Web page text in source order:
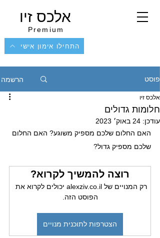
אלכס זיו
Premium
התחילו אימון אישי
פוסט הרשמה
חלומות גדולים
אלכס זיו
עודכן: 24 באוק׳ 2023
האם החלום שלכם מספיק משוגע? האם החלום
שלכם מספיק גדול?
רוצה להמשיך לקרוא?
רק המנויים של alexziv.co.il יכולים לקרוא את
הפוסט הזה.
הצטרפות לתוכנית מנויים